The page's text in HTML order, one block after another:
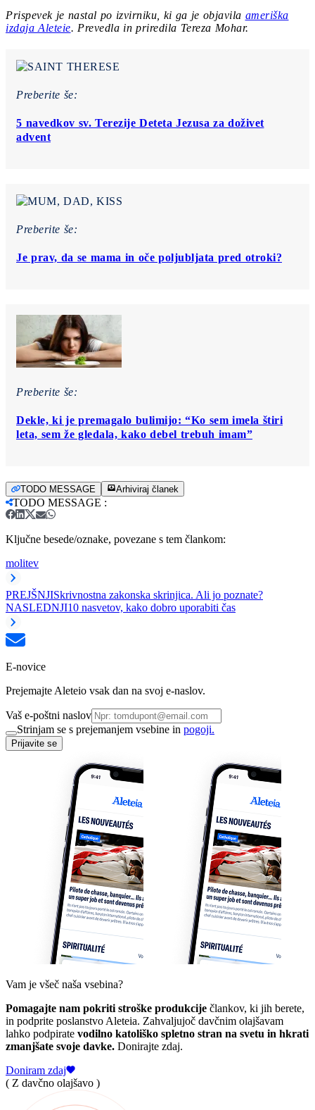
Prispevek je nastal po izvirniku, ki ga je objavila ameriška
izdaja Aleteie. Prevedla in priredila Tereza Mohar.
Preberite še:
5 navedkov sv. Terezije Deteta Jezusa za doživet
advent
Preberite še:
Je prav, da se mama in oče poljubljata pred otroki?
Preberite še:
Dekle, ki je premagalo bulimijo: “Ko sem imela štiri
leta, sem že gledala, kako debel trebuh imam”
TODO MESSAGE Arhiviraj članek
TODO MESSAGE :
Ključne besede/oznake, povezane s tem člankom:
molitev
PREJŠNJISkrivnostna zakonska skrinjica. Ali jo poznate?
NASLEDNJI10 nasvetov, kako dobro uporabiti čas
E-novice
Prejemajte Aleteio vsak dan na svoj e-naslov.
Vaš e-poštni naslov
Strinjam se s prejemanjem vsebine in pogoji.
Prijavite se
Vam je všeč naša vsebina?
Pomagajte nam pokriti stroške produkcije člankov, ki jih berete,
in podprite poslanstvo Aleteia. Zahvaljujoč davčnim olajšavam
lahko podpirate vodilno katoliško spletno stran na svetu in hkrati
zmanjšate svoje davke. Donirajte zdaj.
Doniram zdaj
( Z davčno olajšavo )